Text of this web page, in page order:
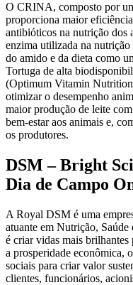
O CRINA, composto por
proporciona maior
antibióticos na nutrição
enzima utilizada na
do amido e da dieta como
Tortuga de alta
(Optimum Vitamin
otimizar o desempenho
maior produção de leite
bem-estar aos animais e,
os produtores.
DSM – Bright
Dia de Campo
A Royal DSM é uma
atuante em Nutrição,
é criar vidas mais
a prosperidade econômica,
sociais para criar valor
clientes, funcionários,